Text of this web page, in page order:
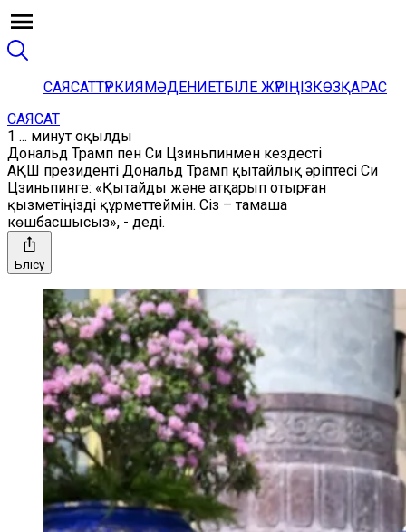
САЯСАТТҮРКИЯМӘДЕНИЕТБІЛЕ ЖҮРІҢІЗКӨЗҚАРАС
САЯСАТ
1 ... минут оқылды
Дональд Трамп пен Си Цзиньпинмен кездесті
АҚШ президенті Дональд Трамп қытайлық әріптесі Си
Цзиньпинге: «Қытайды және атқарып отырған
қызметіңізді құрметтеймін. Сіз – тамаша
көшбасшысыз», - деді.
Бөлісу